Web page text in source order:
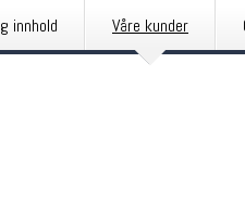
innhold Våre kunder